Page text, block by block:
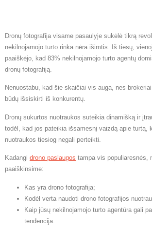
Dronų fotografija visame pasaulyje sukėlė tikrą
nekilnojamojo turto rinka nėra išimtis. Iš tiesų,
paaiškėjo, kad 83% nekilnojamojo turto agentų
dronų fotografiją.
Nenuostabu, kad šie skaičiai vis auga, nes
būdų išsiskirti iš konkurentų.
Dronų sukurtos nuotraukos suteikia dinamišką ir
todėl, kad jos pateikia išsamesnį vaizdą apie turtą,
nuotraukos tiesiog negali perteikti.
Kadangi drono paslaugos tampa vis populiaresnės,
paaiškinsime:
Kas yra drono fotografija;
Kodėl verta naudoti drono fotografijos
Kaip jūsų nekilnojamojo turto agentūra gali
tendencija.